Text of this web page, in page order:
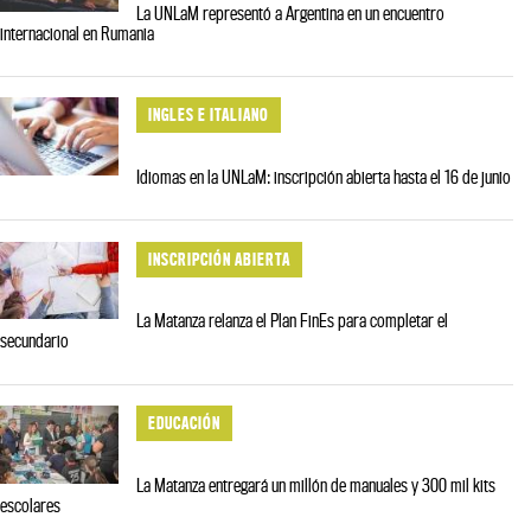
La UNLaM representó a Argentina en un encuentro
internacional en Rumania
INGLES E ITALIANO
Idiomas en la UNLaM: inscripción abierta hasta el 16 de junio
INSCRIPCIÓN ABIERTA
La Matanza relanza el Plan FinEs para completar el
secundario
EDUCACIÓN
La Matanza entregará un millón de manuales y 300 mil kits
escolares